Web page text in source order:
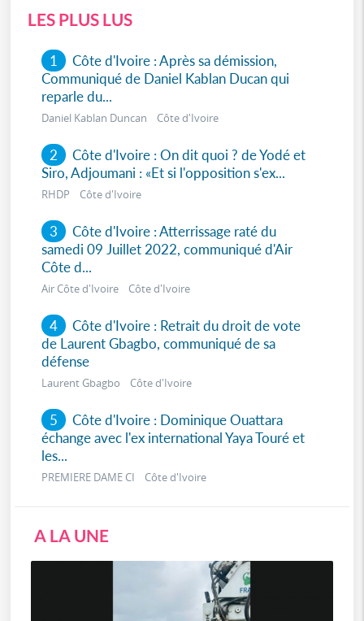
LES PLUS LUS
1
Côte d'Ivoire : Après sa démission,
Communiqué de Daniel Kablan Ducan qui
reparle du...
Daniel Kablan Duncan Côte d'Ivoire
2 Côte d'Ivoire : On dit quoi ? de Yodé et
Siro, Adjoumani : «Et si l'opposition s'ex...
RHDP Côte d'Ivoire
3 Côte d'Ivoire : Atterrissage raté du
samedi 09 Juillet 2022, communiqué d'Air
Côte d...
Air Côte d'Ivoire Côte d'Ivoire
4 Côte d'Ivoire : Retrait du droit de vote
de Laurent Gbagbo, communiqué de sa
défense
Laurent Gbagbo Côte d'Ivoire
5 Côte d'Ivoire : Dominique Ouattara
échange avec l'ex international Yaya Touré et
les...
PREMIERE DAME CI Côte d'Ivoire
A LA UNE